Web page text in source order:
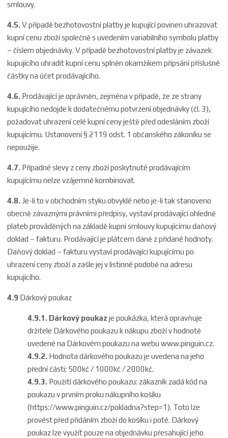
smlouvy.
4.5.V případě bezhotovostní platby je kupující povinen uhrazovat
kupní cenu zboží společně s uvedením variabilního symbolu platby
– číslem objednávky. V případě bezhotovostní platby je závazek
kupujícího uhradit kupní cenu splněn okamžikem připsání příslušné
částky na účet prodávajícího.
4.6. Prodávající je oprávněn, zejména v případě, že ze strany
kupujícího nedojde k dodatečnému potvrzení objednávky (čl. 3),
požadovat uhrazení celé kupní ceny ještě před odesláním zboží
kupujícímu. Ustanovení § 2119 odst. 1 občanského zákoníku se
nepoužije.
4.7. Případné slevy z ceny zboží poskytnuté prodávajícím
kupujícímu nelze vzájemně kombinovat.
4.8. Je-li to v obchodním styku obvyklé nebo je-li tak stanoveno
obecně závaznými právními předpisy, vystaví prodávající ohledně
plateb prováděných na základě kupní smlouvy kupujícímu daňový
doklad – fakturu. Prodávající je plátcem daně z přidané hodnoty.
Daňový doklad – fakturu vystaví prodávající kupujícímu po
uhrazení ceny zboží a zašle jej v listinné podobě na adresu
kupujícího.
4.9 Dárkový poukaz
4.9.1. Dárkový poukaz je poukázka, která opravňuje
držitele Dárkového poukazu k nákupu zboží v hodnotě
uvedené na Dárkovém poukazu na webuwww.pinguin.cz.
4.9.2. Hodnota dárkového poukazu je uvedena na jeho
přední části; 500kč / 1000kč / 2000kč.
4.9.3. Použití dárkového poukazu: zákazník zadá kód na
poukazu v prvním proku nákupního košíku
(https://www.pinguin.cz/pokladna?step=1 ). Toto lze
provést před přidáním zboží do košíku i poté. Dárkový
poukaz lze využít pouze na objednávku přesahující jeho